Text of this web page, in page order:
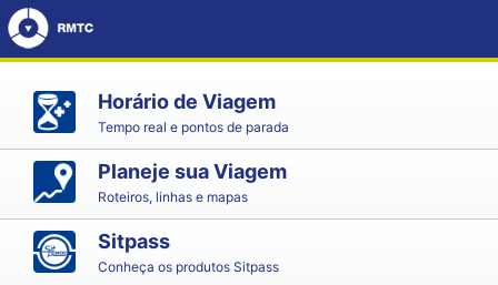
Horário de Viagem
Tempo real e pontos de parada
Planeje sua Viagem
Roteiros, linhas e mapas
Sitpass
Conheça os produtos Sitpass